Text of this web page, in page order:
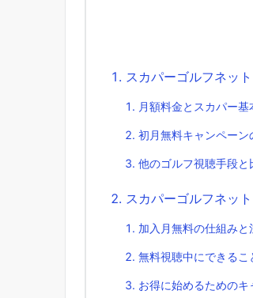
スカパーゴルフネッ
月額料金とスカパー基
初月無料キャンペーン
他のゴルフ視聴手段と
スカパーゴルフネッ
加入月無料の仕組みと
無料視聴中にできるこ
お得に始めるための